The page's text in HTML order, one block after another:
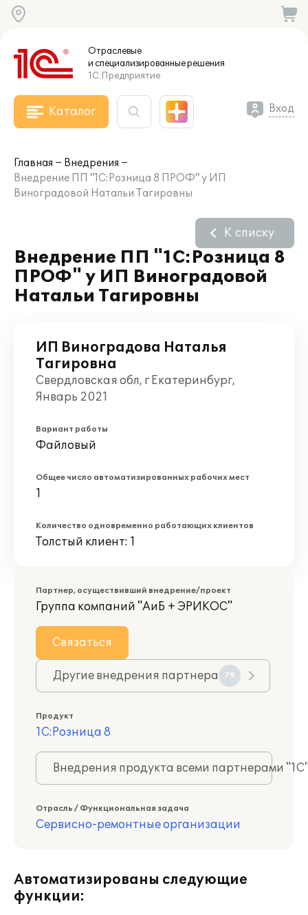
Отраслевые
и специализированныерешения
1С:Предприятие
Каталог Вход
Главная
Внедрения
Внедрение ПП "1С:Розница 8 ПРОФ" у ИП
Виноградовой Натальи Тагировны
Внедрение ПП "1С:Розница 8
ПРОФ" у ИП Виноградовой
Натальи Тагировны
К списку
ИП Виноградова Наталья
Тагировна
Свердловская обл, г Екатеринбург,
Январь 2021
Вариант работы
Файловый
Общее число автоматизированных рабочих мест
1
Количество одновременно работающих клиентов
Толстый клиент: 1
Партнер, осуществивший внедрение/проект
Группа компаний "АиБ + ЭРИКОС"
Связаться
Другие внедрения партнера 79
Продукт
1С:Розница 8
Внедрения продукта всеми партнерами
Отрасль / Функциональная задача
Сервисно-ремонтные организации
Автоматизированы следующие
функции: